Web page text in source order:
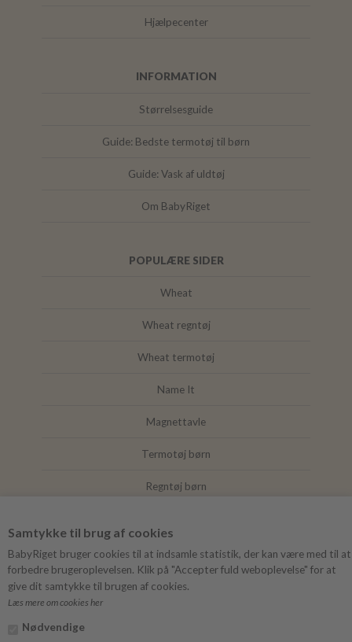
Samtykke til brug af cookies
BabyRiget bruger cookies til at indsamle statistik, der kan være med til at
forbedre brugeroplevelsen. Klik på "Accepter fuld weboplevelse" for at
give dit samtykke til brugen af cookies.
Læs mere om cookies her
Nødvendige
Hjælpecenter
INFORMATION
Størrelsesguide
Guide: Bedste termotøj til børn
Guide: Vask af uldtøj
Om BabyRiget
POPULÆRE SIDER
Wheat
Wheat regntøj
Wheat termotøj
Name It
Magnettavle
Termotøj børn
Regntøj børn
Mushie